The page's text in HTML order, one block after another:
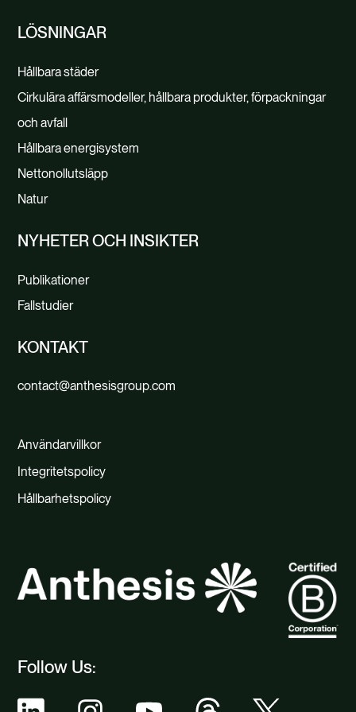
Follow Us:
LÖSNINGAR
Hållbara städer
Cirkulära affärsmodeller, hållbara produkter, förpackningar
och avfall
Hållbara energisystem
Nettonollutsläpp
Natur
NYHETER OCH INSIKTER
Publikationer
Fallstudier
KONTAKT
contact@anthesisgroup.com
Användarvillkor
Integritetspolicy
Hållbarhetspolicy